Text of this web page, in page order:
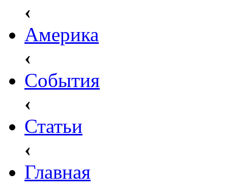
‹
Америка
‹
События
‹
Статьи
‹
Главная